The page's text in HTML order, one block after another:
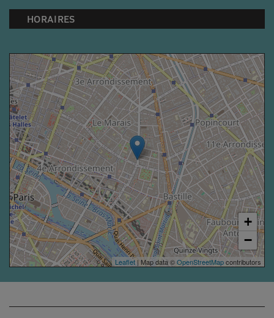
HORAIRES
+
−
Leaflet| Map data ©OpenStreetMapcontributors